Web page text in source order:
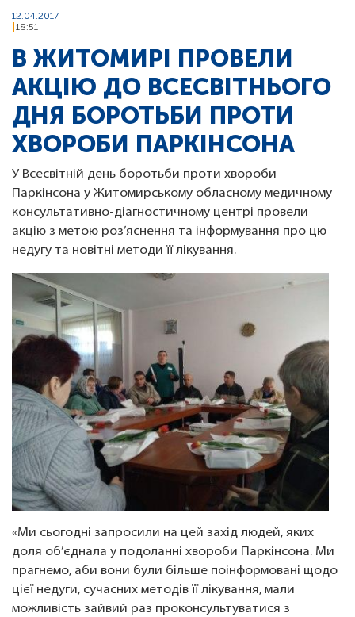
12.04.2017
18:51
В ЖИТОМИРІ ПРОВЕЛИ
АКЦІЮ ДО ВСЕСВІТНЬОГО
ДНЯ БОРОТЬБИ ПРОТИ
ХВОРОБИ ПАРКІНСОНА
У Всесвітній день боротьби проти хвороби
Паркінсона у Житомирському обласному медичному
консультативно-діагностичному центрі провели
акцію з метою роз’яснення та інформування про цю
недугу та новітні методи її лікування.
«Ми сьогодні запросили на цей захід людей, яких
доля об’єднала у подоланні хвороби Паркінсона. Ми
прагнемо, аби вони були більше поінформовані щодо
цієї недуги, сучасних методів її лікування, мали
можливість зайвий раз проконсультуватися з